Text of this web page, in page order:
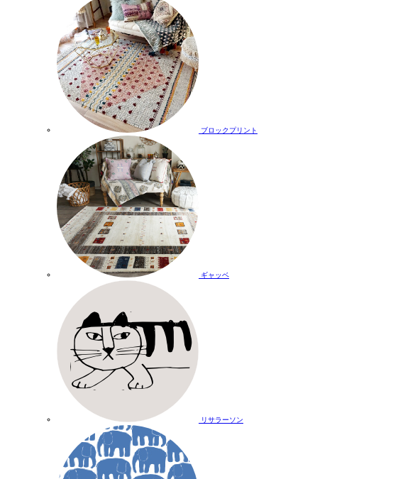
ブロックプリント
ギャッベ
リサラーソン